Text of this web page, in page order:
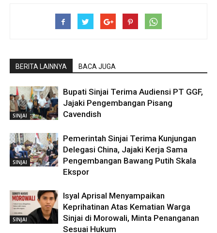
BERITA LAINNYA BACA JUGA
SINJAI
Bupati Sinjai Terima Audiensi PT GGF,
Jajaki Pengembangan Pisang
Cavendish
SINJAI
Pemerintah Sinjai Terima Kunjungan
Delegasi China, Jajaki Kerja Sama
Pengembangan Bawang Putih Skala
Ekspor
SINJAI
Isyal Aprisal Menyampaikan
Keprihatinan Atas Kematian Warga
Sinjai di Morowali, Minta Penanganan
Sesuai Hukum